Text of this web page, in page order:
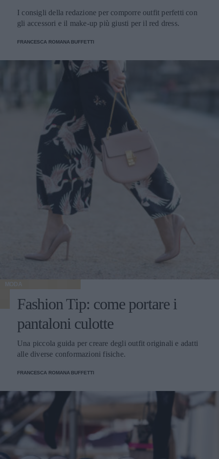
I consigli della redazione per comporre outfit perfetti con
gli accessori e il make-up più giusti per il red dress.
FRANCESCA ROMANA BUFFETTI
MODA
Fashion Tip: come portare i
pantaloni culotte
Una piccola guida per creare degli outfit originali e adatti
alle diverse conformazioni fisiche.
FRANCESCA ROMANA BUFFETTI